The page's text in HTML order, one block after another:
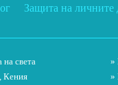
Защита на личните
на света
»
Кения
»